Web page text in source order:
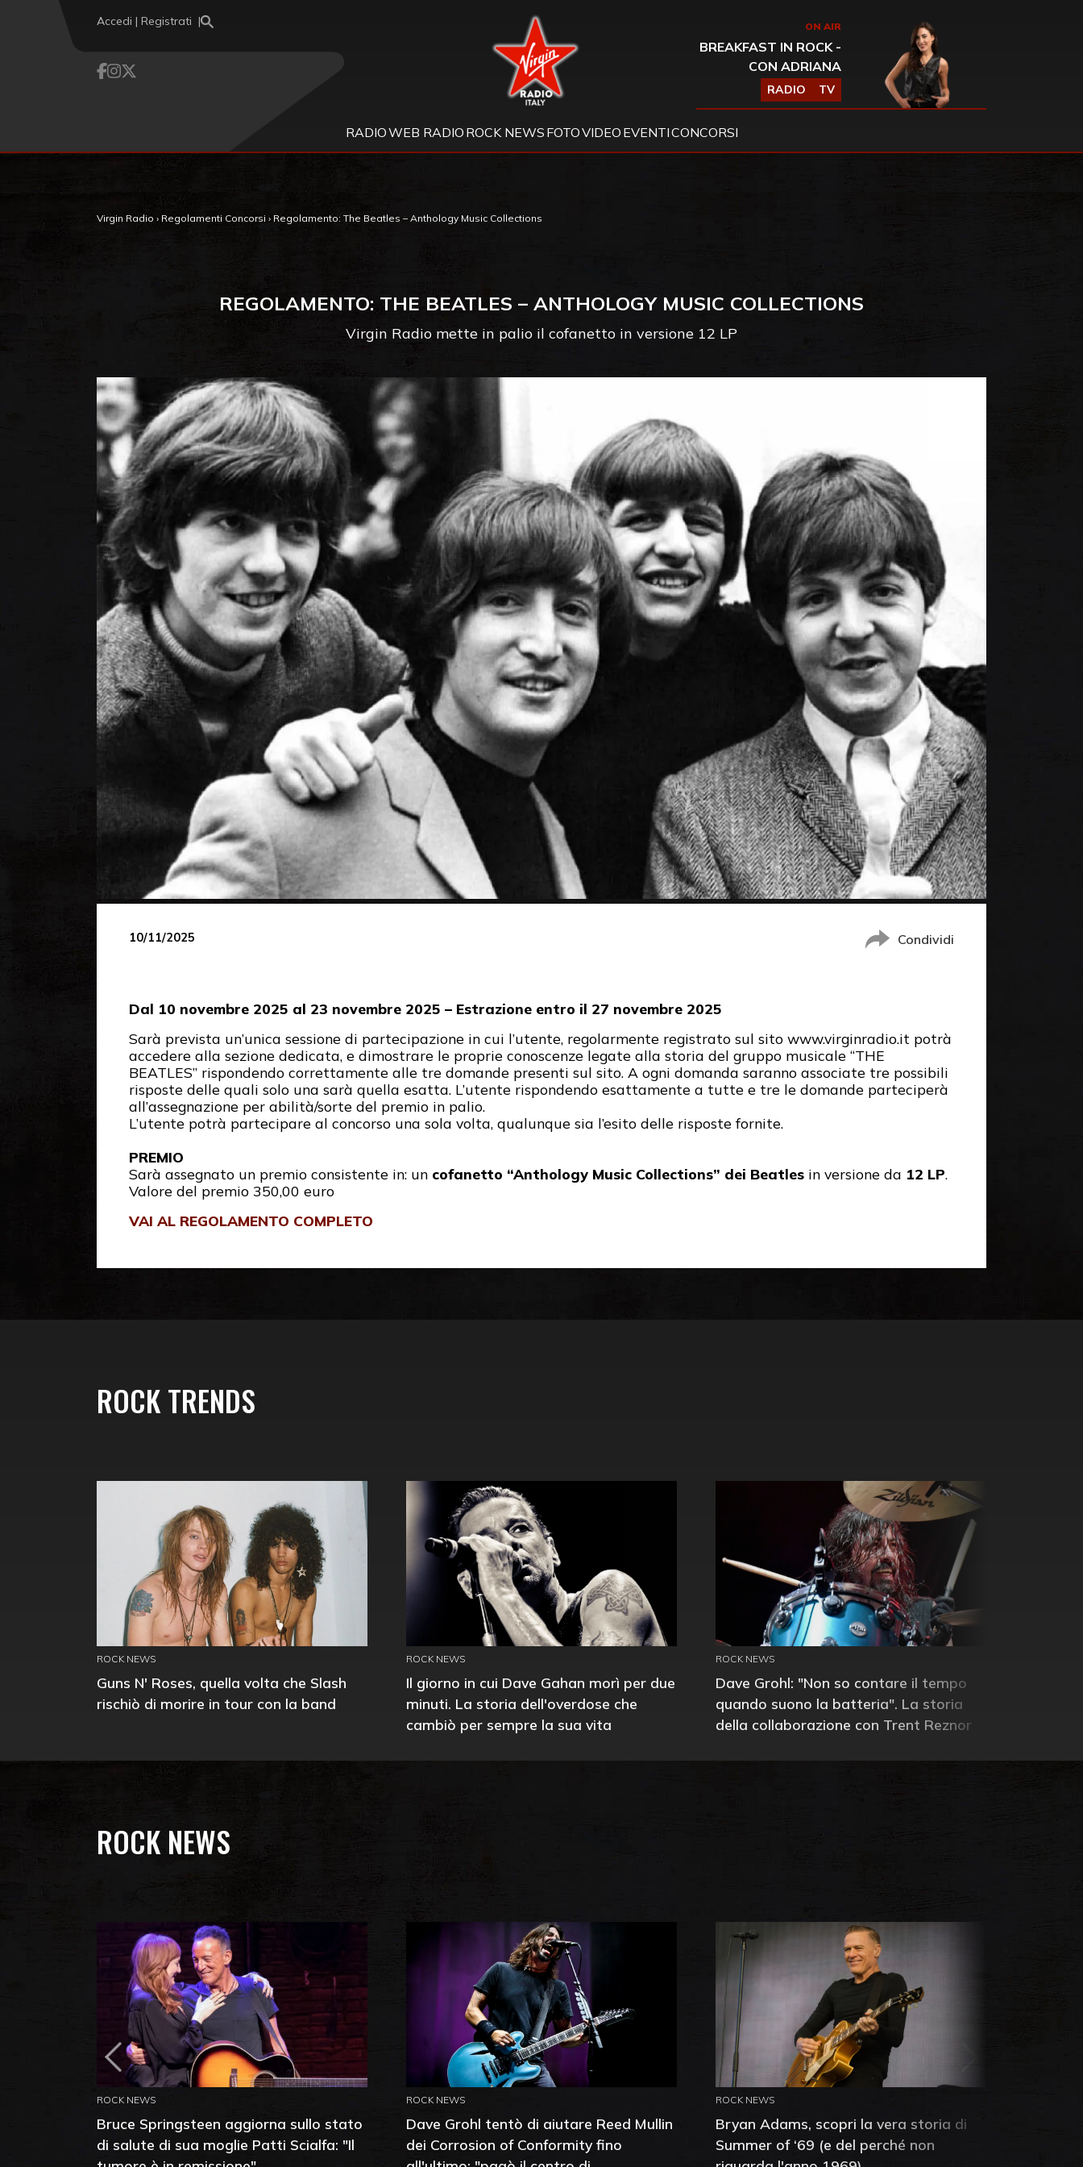
Accedi | Registrati Virgin Radio ON AIR
BREAKFAST IN ROCK -
CON ADRIANA
RADIO TV
RADIOWEB RADIO ROCK NEWS FOTOVIDEO EVENTICONCORSI
Virgin Radio › Regolamenti Concorsi › Regolamento: The Beatles – Anthology Music Collections
REGOLAMENTO: THE BEATLES – ANTHOLOGY MUSIC COLLECTIONS
Virgin Radio mette in palio il cofanetto in versione 12 LP
10/11/2025 Condividi
Dal 10 novembre 2025 al 23 novembre 2025 – Estrazione entro il 27 novembre 2025
Sarà prevista un’unica sessione di partecipazione in cui l’utente, regolarmente registrato sul sito www.virginradio.it potrà
accedere alla sezione dedicata, e dimostrare le proprie conoscenze legate alla storia del gruppo musicale “THE
BEATLES” rispondendo correttamente alle tre domande presenti sul sito. A ogni domanda saranno associate tre possibili
risposte delle quali solo una sarà quella esatta. L’utente rispondendo esattamente a tutte e tre le domande parteciperà
all’assegnazione per abilità/sorte del premio in palio.
L’utente potrà partecipare al concorso una sola volta, qualunque sia l’esito delle risposte fornite.
PREMIO
Sarà assegnato un premio consistente in: un cofanetto “Anthology Music Collections” dei Beatles in versione da 12 LP.
Valore del premio 350,00 euro
VAI AL REGOLAMENTO COMPLETO
ROCK TRENDS
ROCK NEWS
Guns N' Roses, quella volta che Slash
rischiò di morire in tour con la band
ROCK NEWS
Il giorno in cui Dave Gahan morì per due
minuti. La storia dell'overdose che
cambiò per sempre la sua vita
ROCK NEWS
Dave Grohl: "Non so contare il tempo
quando suono la batteria". La storia
della collaborazione con Trent Reznor
ROCK NEWS
ROCK NEWS
Bruce Springsteen aggiorna sullo stato
di salute di sua moglie Patti Scialfa: "Il
ROCK NEWS
Dave Grohl tentò di aiutare Reed Mullin
dei Corrosion of Conformity fino
ROCK NEWS
Bryan Adams, scopri la vera storia di
Summer of ‘69 (e del perché non